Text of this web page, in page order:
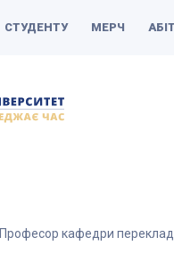
СТУДЕНТУ МЕРЧ
Професор кафедри